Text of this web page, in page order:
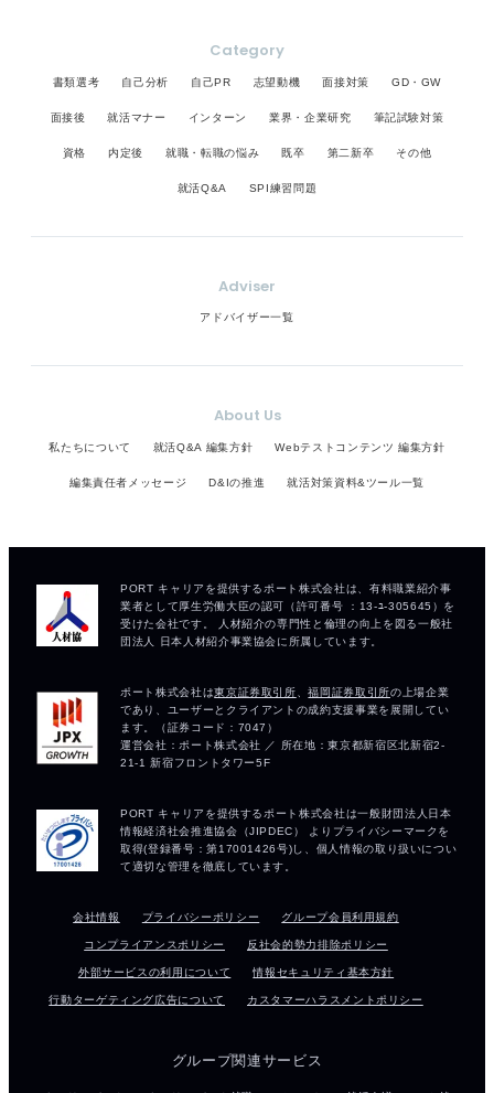
Category
書類選考 自己分析 自己PR 志望動機 面接対策 GD・GW
面接後 就活マナー インターン 業界・企業研究 筆記試験対策
資格 内定後 就職・転職の悩み 既卒 第二新卒 その他
就活Q&A SPI練習問題
Adviser
アドバイザー一覧
About Us
私たちについて 就活Q&A 編集方針 Webテストコンテンツ 編集方針
編集責任者メッセージ D&Iの推進 就活対策資料&ツール一覧
会社情報 プライバシーポリシー グループ会員利用規約
コンプライアンスポリシー 反社会的勢力排除ポリシー
外部サービスの利用について 情報セキュリティ基本方針
行動ターゲティング広告について カスタマーハラスメントポリシー